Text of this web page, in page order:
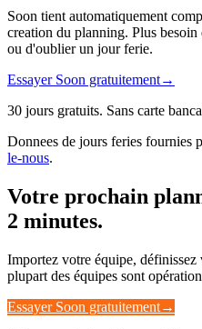
Soon tient automatiquement
creation du planning. Plus
ou d'oublier un jour ferie.
Essayer Soon gratuitement→
30 jours gratuits. Sans carte
Donnees de jours feries fournies
le-nous.
Votre prochain
2 minutes.
Importez votre équipe,
plupart des équipes sont
Essayer Soon gratuitement→